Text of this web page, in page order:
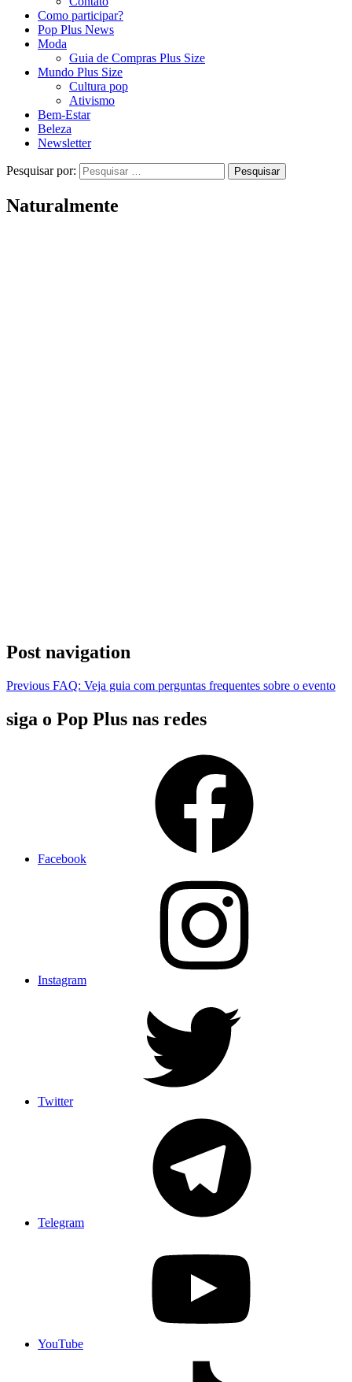
Como participar?
Pop Plus News
Moda
Guia de Compras Plus Size
Mundo Plus Size
Cultura pop
Ativismo
Bem-Estar
Beleza
Newsletter
Pesquisar por:
Naturalmente
Post navigation
Previous FAQ: Veja guia com perguntas frequentes sobre o evento
siga o Pop Plus nas redes
Facebook
Instagram
Twitter
Telegram
YouTube